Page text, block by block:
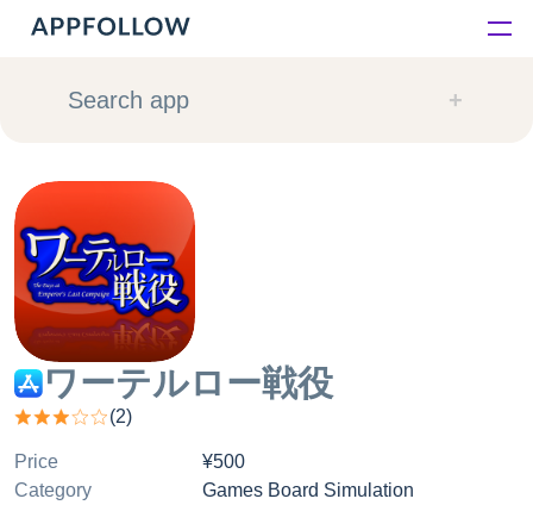
Platform
Consultancy
Customers
Resources
Pricing
Search app
ワーテルロー戦役
(2)
Price
¥500
Category
Games Board Simulation